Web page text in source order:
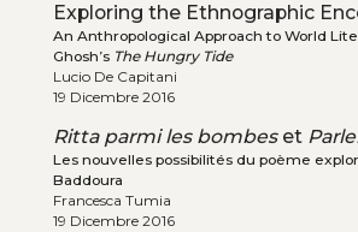
Exploring the Ethnographic
An Anthropological Approach to World
Ghosh’s The Hungry Tide
Lucio De Capitani
19 Dicembre 2016
Ritta parmi les bombeset
Les nouvelles possibilités du poème
Baddoura
Francesca Tumia
19 Dicembre 2016